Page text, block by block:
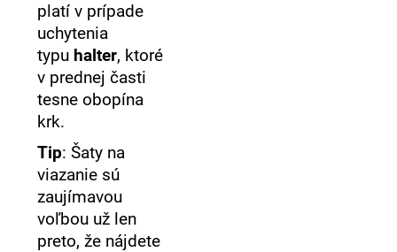
platí v prípade
uchytenia
typu halter, ktoré
v prednej časti
tesne obopína
krk.
Tip: Šaty na
viazanie sú
zaujímavou
voľbou už len
preto, že nájdete